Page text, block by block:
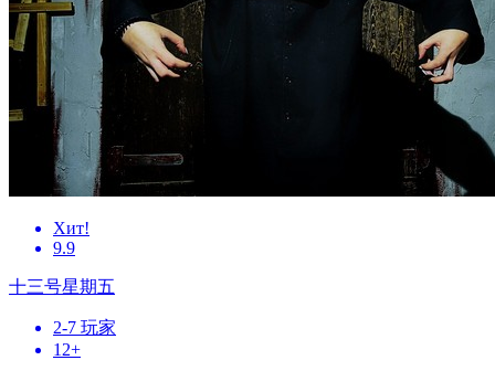
Хит!
9.9
十三号星期五
2-7 玩家
12+